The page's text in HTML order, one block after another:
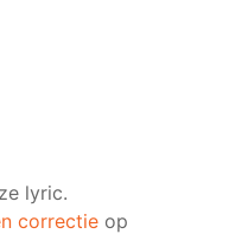
lyric.
correctieop